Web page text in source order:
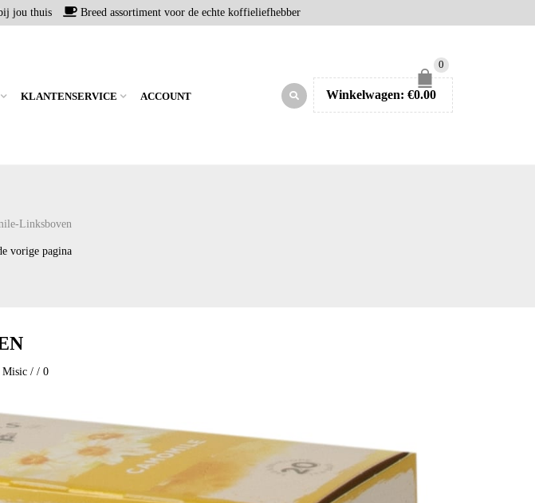
jou thuis Breed assortiment voor de echte koffieliefhebber
KLANTENSERVICE ACCOUNT
0
Winkelwagen: €0.00
Linksboven
vorige pagina
Misic/ / 0